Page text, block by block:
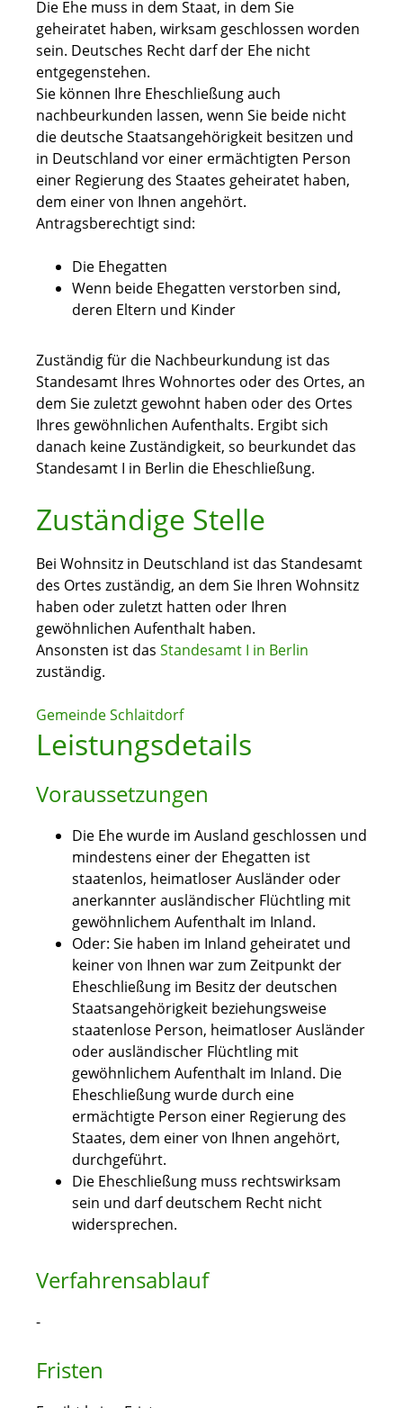
Die Ehe muss in dem Staat, in dem Sie
geheiratet haben, wirksam geschlossen worden
sein. Deutsches Recht darf der Ehe nicht
entgegenstehen.
Sie können Ihre Eheschließung auch
nachbeurkunden lassen, wenn Sie beide nicht
die deutsche Staatsangehörigkeit besitzen und
in Deutschland vor einer ermächtigten Person
einer Regierung des Staates geheiratet haben,
dem einer von Ihnen angehört.
Antragsberechtigt sind:
Die Ehegatten
Wenn beide Ehegatten verstorben sind,
deren Eltern und Kinder
Zuständig für die Nachbeurkundung ist das
Standesamt Ihres Wohnortes oder des Ortes, an
dem Sie zuletzt gewohnt haben oder des Ortes
Ihres gewöhnlichen Aufenthalts. Ergibt sich
danach keine Zuständigkeit, so beurkundet das
Standesamt I in Berlin die Eheschließung.
Zuständige Stelle
Bei Wohnsitz in Deutschland ist das Standesamt
des Ortes zuständig, an dem Sie Ihren Wohnsitz
haben oder zuletzt hatten oder Ihren
gewöhnlichen Aufenthalt haben.
Ansonsten ist das Standesamt I in Berlin
zuständig.
Gemeinde Schlaitdorf
Leistungsdetails
Voraussetzungen
Die Ehe wurde im Ausland geschlossen und
mindestens einer der Ehegatten ist
staatenlos, heimatloser Ausländer oder
anerkannter ausländischer Flüchtling mit
gewöhnlichem Aufenthalt im Inland.
Oder: Sie haben im Inland geheiratet und
keiner von Ihnen war zum Zeitpunkt der
Eheschließung im Besitz der deutschen
Staatsangehörigkeit beziehungsweise
staatenlose Person, heimatloser Ausländer
oder ausländischer Flüchtling mit
gewöhnlichem Aufenthalt im Inland. Die
Eheschließung wurde durch eine
ermächtigte Person einer Regierung des
Staates, dem einer von Ihnen angehört,
durchgeführt.
Die Eheschließung muss rechtswirksam
sein und darf deutschem Recht nicht
widersprechen.
Verfahrensablauf
-
Fristen